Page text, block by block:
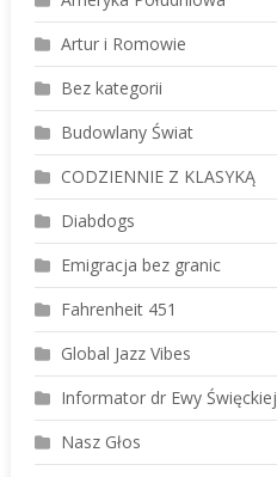
Artur i Romowie
Bez kategorii
Budowlany Świat
CODZIENNIE Z KLASYKĄ
Diabdogs
Emigracja bez granic
Fahrenheit 451
Global Jazz Vibes
Informator dr Ewy Święckiej
Nasz Głos